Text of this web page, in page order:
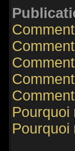
Pourquoi
Pourquoi